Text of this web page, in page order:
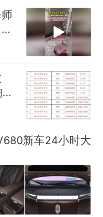
最新研判
头放菜刀的女孩，
跟我回家”改写了
新车24小时大